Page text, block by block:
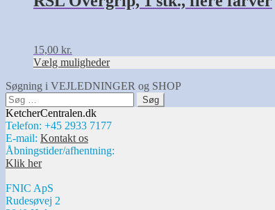
15,00 kr.
Vælg muligheder
flere
kan
vælges
på
varesiden
Søgning i VEJLEDNINGER og SHOP
Søg
efter:
KetcherCentralen.dk
Telefon: +45 2933 7177
E-mail: Kontakt os
Åbningstider/afhentning:
Klik her
FNIC ApS
Rudesøvej 2